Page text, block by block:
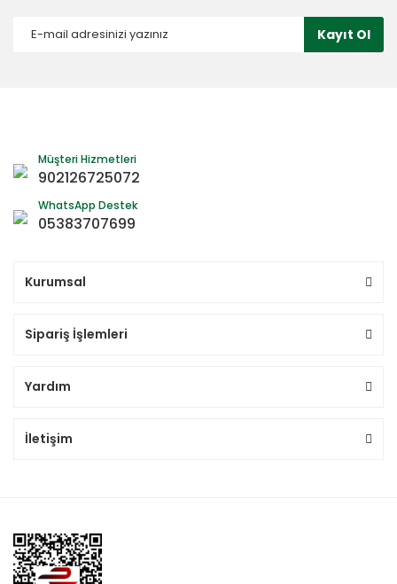
Kayıt Ol
Müşteri Hizmetleri
902126725072
WhatsApp Destek
05383707699
Kurumsal
Sipariş İşlemleri
Yardım
İletişim